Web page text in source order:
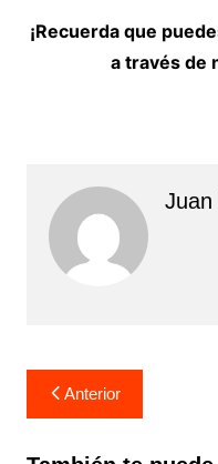
¡Recuerda que
a través de
Navegación
de
entradas
Anterior